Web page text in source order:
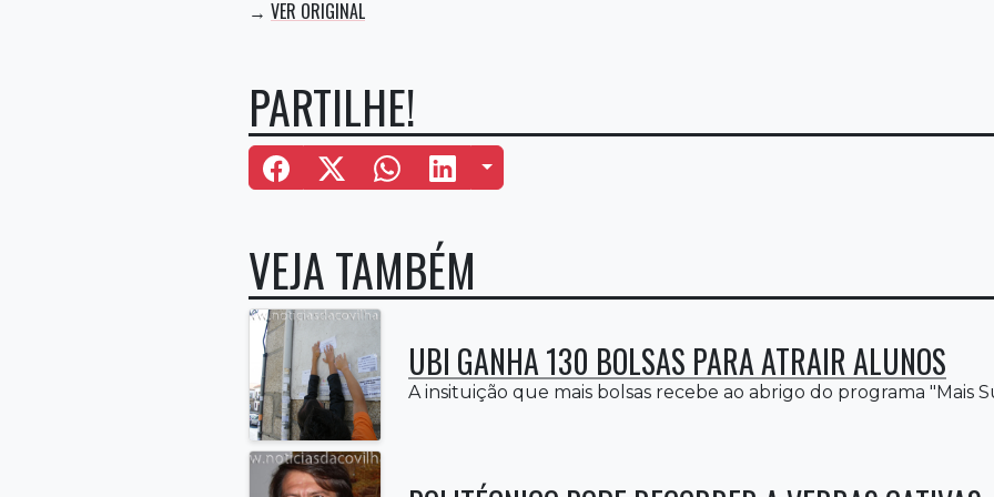
→ VER ORIGINAL
PARTILHE!
Mais Opções
VEJA TAMBÉM
UBI GANHA 130 BOLSAS PARA ATRAIR ALUNOS
A insituição que mais bolsas recebe ao abrigo do programa "Mais